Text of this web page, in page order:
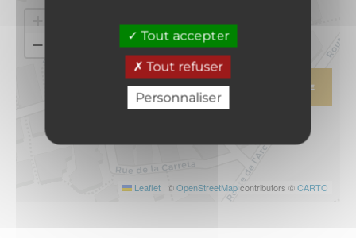
Tout accepter
Tout refuser
Personnaliser
+
−
Leaflet | ©OpenStreetMapcontributors ©CARTO
ITINÉRAIRE